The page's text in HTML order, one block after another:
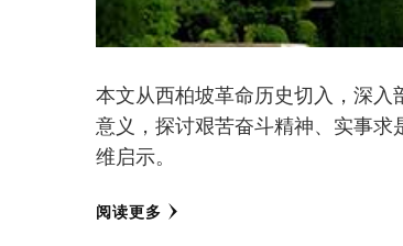
本文从西柏坡革命历史切入，深
意义，探讨艰苦奋斗精神、实事
维启示。
阅读更多